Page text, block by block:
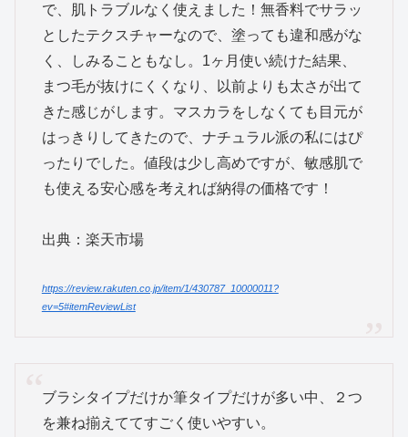
で、肌トラブルなく使えました！無香料でサラッ
としたテクスチャーなので、塗っても違和感がな
く、しみることもなし。1ヶ月使い続けた結果、
まつ毛が抜けにくくなり、以前よりも太さが出て
きた感じがします。マスカラをしなくても目元が
はっきりしてきたので、ナチュラル派の私にはぴ
ったりでした。値段は少し高めですが、敏感肌で
も使える安心感を考えれば納得の価格です！
出典：楽天市場
https://review.rakuten.co.jp/item/1/430787_10000011?
ev=5#itemReviewList
ブラシタイプだけか筆タイプだけが多い中、２つ
を兼ね揃えててすごく使いやすい。